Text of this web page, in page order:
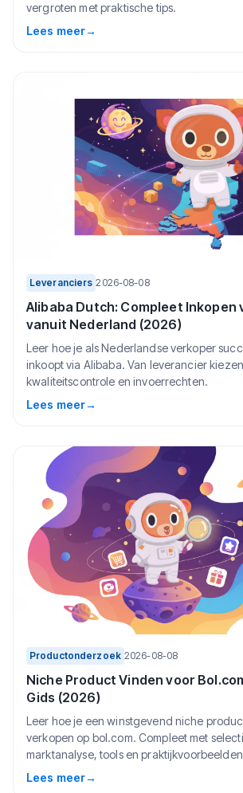
vergroten met praktische tips.
Lees meer→
Leveranciers 2026-08-08
Alibaba Dutch: Compleet Inkopen
vanuit Nederland (2026)
Leer hoe je als Nederlandse verkoper
inkoopt via Alibaba. Van leverancier
kwaliteitscontrole en invoerrechten.
Lees meer→
Productonderzoek 2026-08-08
Niche Product Vinden voor
Gids (2026)
Leer hoe je een winstgevend niche
verkopen op bol.com. Compleet met
marktanalyse, tools en
Lees meer→